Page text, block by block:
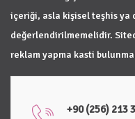
içeriği, asla kişisel teşhis
değerlendirilmemelidir.
reklam yapma kasti
+90 (256) 213